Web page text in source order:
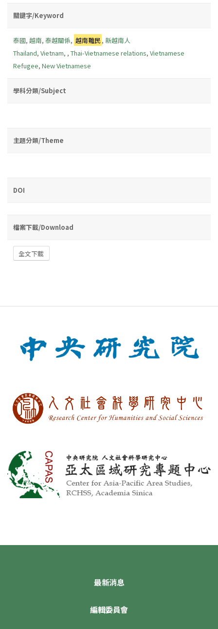
關鍵字/Keyword
泰國, 越南, 泰越關係, 越南難民 ,新越南人
Thailand, Vietnam, , Thai-Vietnamese relations, Vietnamese
Refugee, New Vietnamese
學科分類/Subject
主題分類/Theme
DOI
檔案下載/Download
全文下載
最新消息
編輯委員會